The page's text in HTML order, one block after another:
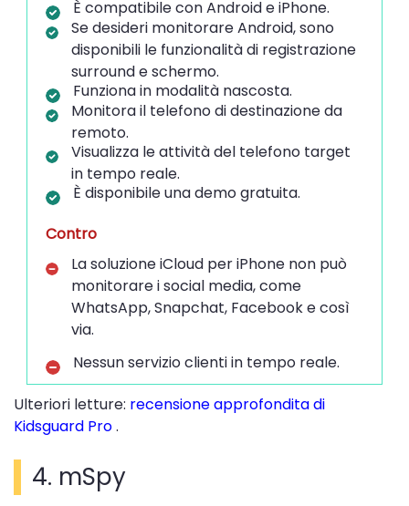
È compatibile con Android e iPhone.
Se desideri monitorare Android, sono
disponibili le funzionalità di registrazione
surround e schermo.
Funziona in modalità nascosta.
Monitora il telefono di destinazione da
remoto.
Visualizza le attività del telefono target
in tempo reale.
È disponibile una demo gratuita.
Contro
La soluzione iCloud per iPhone non può
monitorare i social media, come
WhatsApp, Snapchat, Facebook e così
via.
Nessun servizio clienti in tempo reale.
Ulteriori letture: recensione approfondita di
Kidsguard Pro.
4. mSpy